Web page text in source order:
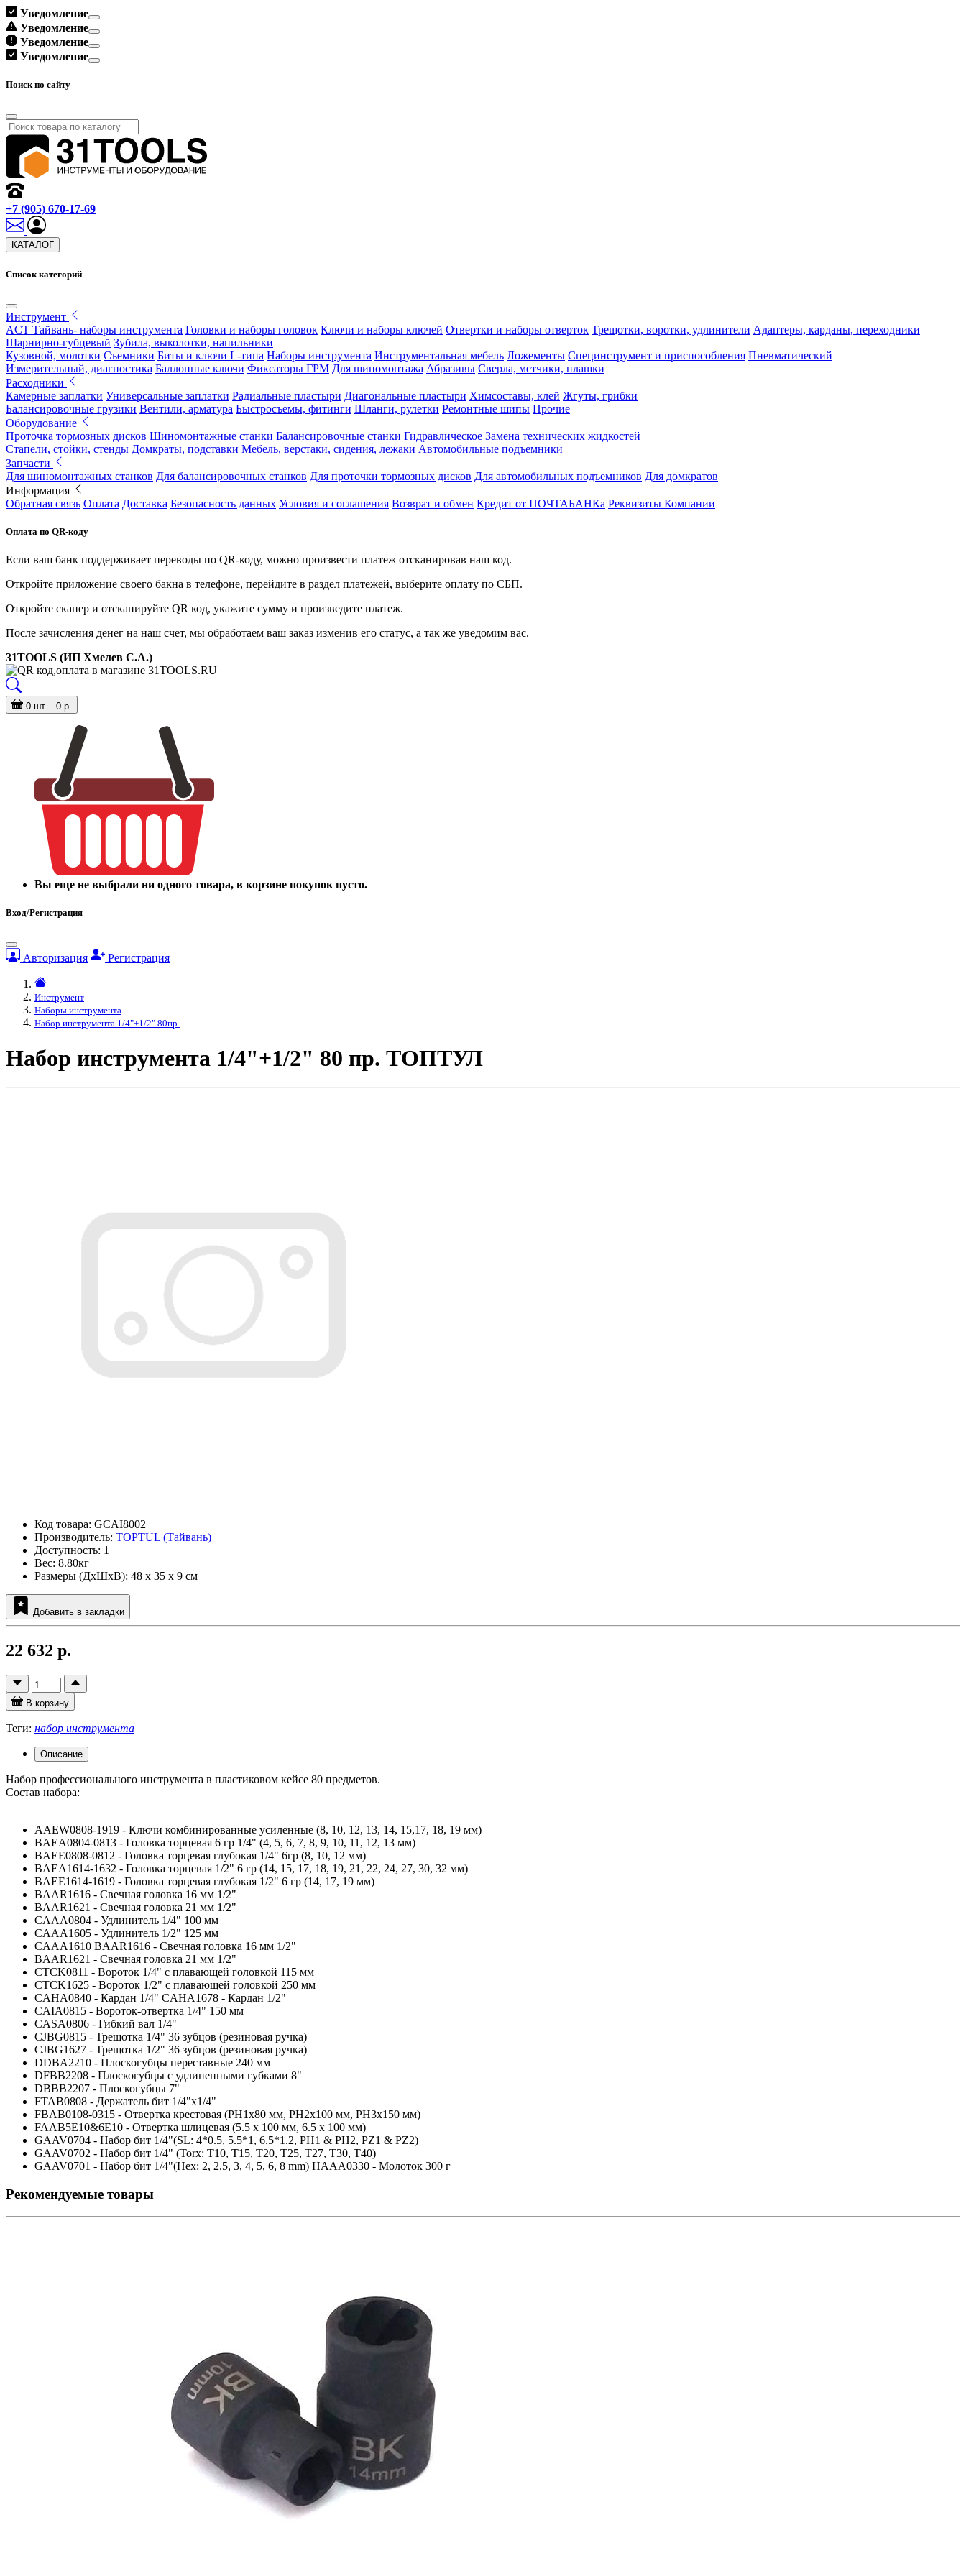
Уведомление
Уведомление
Уведомление
Уведомление
Поиск по сайту
+7 (905) 670-17-69
КАТАЛОГ
Список категорий
Инструмент
ACT Тайвань- наборы инструмента Головки и наборы головок Ключи и наборы ключей Отвертки и наборы отверток Трещотки, воротки, удлинители Адаптеры, карданы, переходники
Шарнирно-губцевый Зубила, выколотки, напильники
Кузовной, молотки Съемники Биты и ключи L-типа Наборы инструмента Инструментальная мебель Ложементы Специнструмент и приспособления Пневматический
Измерительный, диагностика Баллонные ключи Фиксаторы ГРМ Для шиномонтажа Абразивы Сверла, метчики, плашки
Расходники
Камерные заплатки Универсальные заплатки Радиальные пластыри Диагональные пластыри Химсоставы, клей Жгуты, грибки
Балансировочные грузики Вентили, арматура Быстросъемы, фитинги Шланги, рулетки Ремонтные шипы Прочие
Оборудование
Проточка тормозных дисков Шиномонтажные станки Балансировочные станки Гидравлическое Замена технических жидкостей
Стапели, стойки, стенды Домкраты, подставки Мебель, верстаки, сидения, лежаки Автомобильные подъемники
Запчасти
Для шиномонтажных станков Для балансировочных станков Для проточки тормозных дисков Для автомобильных подъемников Для домкратов
Информация
Обратная связь Оплата Доставка Безопасность данных Условия и соглашения Возврат и обмен Кредит от ПОЧТАБАНКа Реквизиты Компании
Оплата по QR-коду
Если ваш банк поддерживает переводы по QR-коду, можно произвести платеж отсканировав наш код.
Откройте приложение своего бакна в телефоне, перейдите в раздел платежей, выберите оплату по СБП.
Откройте сканер и отсканируйте QR код, укажите сумму и произведите платеж.
После зачисления денег на наш счет, мы обработаем ваш заказ изменив его статус, а так же уведомим вас.
31TOOLS (ИП Хмелев С.А.)
0 шт. - 0 р.
Вы еще не выбрали ни одного товара, в корзине покупок пусто.
Вход/Регистрация
Авторизация Регистрация
Инструмент
Наборы инструмента
Набор инструмента 1/4"+1/2" 80пр.
Набор инструмента 1/4"+1/2" 80 пр. ТОПТУЛ
Код товара: GCAI8002
Производитель: TOPTUL (Тайвань)
Доступность: 1
Вес: 8.80кг
Размеры (ДxШxВ): 48 x 35 x 9 см
Добавить в закладки
22 632 р.
В корзину
Теги: набор инструмента
Описание
Набор профессионального инструмента в пластиковом кейсе 80 предметов.
Состав набора:
AAEW0808-1919 - Ключи комбинированные усиленные (8, 10, 12, 13, 14, 15,17, 18, 19 мм)
BAEA0804-0813 - Головка торцевая 6 гр 1/4" (4, 5, 6, 7, 8, 9, 10, 11, 12, 13 мм)
BAEE0808-0812 - Головка торцевая глубокая 1/4" 6гр (8, 10, 12 мм)
BAEA1614-1632 - Головка торцевая 1/2" 6 гр (14, 15, 17, 18, 19, 21, 22, 24, 27, 30, 32 мм)
BAEE1614-1619 - Головка торцевая глубокая 1/2" 6 гр (14, 17, 19 мм)
BAAR1616 - Свечная головка 16 мм 1/2"
BAAR1621 - Свечная головка 21 мм 1/2"
CAAA0804 - Удлинитель 1/4" 100 мм
CAAA1605 - Удлинитель 1/2" 125 мм
CAAA1610 BAAR1616 - Свечная головка 16 мм 1/2"
BAAR1621 - Свечная головка 21 мм 1/2"
CTCK0811 - Вороток 1/4" с плавающей головкой 115 мм
CTCK1625 - Вороток 1/2" с плавающей головкой 250 мм
CAHA0840 - Кардан 1/4" CAHA1678 - Кардан 1/2"
CAIA0815 - Вороток-отвертка 1/4" 150 мм
CASA0806 - Гибкий вал 1/4"
CJBG0815 - Трещотка 1/4" 36 зубцов (резиновая ручка)
CJBG1627 - Трещотка 1/2" 36 зубцов (резиновая ручка)
DDBA2210 - Плоскогубцы переставные 240 мм
DFBB2208 - Плоскогубцы с удлиненными губками 8"
DBBB2207 - Плоскогубцы 7"
FTAB0808 - Держатель бит 1/4"х1/4"
FBAB0108-0315 - Отвертка крестовая (PH1x80 мм, PH2x100 мм, PH3x150 мм)
FAAB5E10&6E10 - Отвертка шлицевая (5.5 x 100 мм, 6.5 x 100 мм)
GAAV0704 - Набор бит 1/4"(SL: 4*0.5, 5.5*1, 6.5*1.2, PH1 & PH2, PZ1 & PZ2)
GAAV0702 - Набор бит 1/4" (Torx: T10, T15, T20, T25, T27, T30, T40)
GAAV0701 - Набор бит 1/4"(Hex: 2, 2.5, 3, 4, 5, 6, 8 mm) HAAA0330 - Молоток 300 г
Рекомендуемые товары